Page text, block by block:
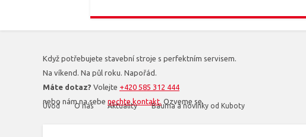
Když potřebujete stavební stroje s perfektním servisem.
Na víkend. Na půl roku. Napořád.
Máte dotaz? Volejte +420 585 312 444
nebo nám na sebe nechte kontakt. Ozveme se.
Úvod O nás Aktuality Bauma a novinky od Kuboty